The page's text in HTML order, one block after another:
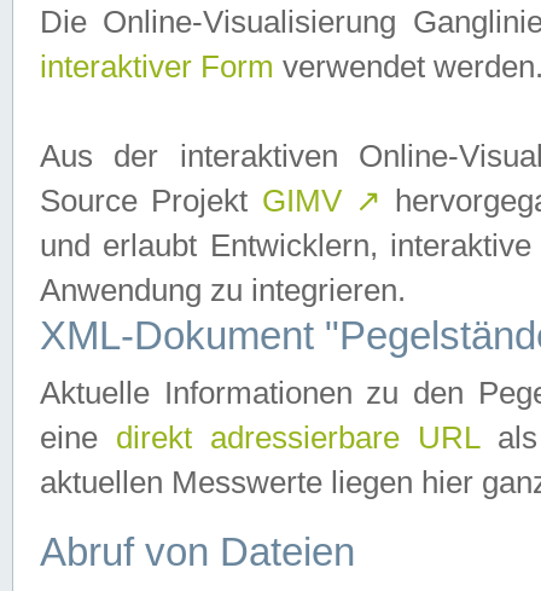
Die Online-Visualisierung
interaktiver Form verwendet
Aus der interaktiven Online-
Source Projekt GIMV ↗
und erlaubt Entwicklern,
Anwendung zu integrieren.
XML-Dokument
Aktuelle Informationen zu den
eine direkt adressierbare URLals
aktuellen Messwerte liegen hier
Abruf von Dateien